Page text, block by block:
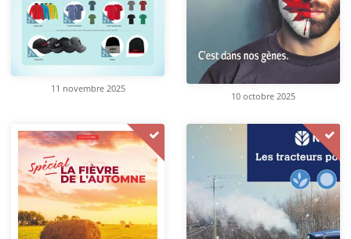
11 novembre 2025
10 octobre 2025